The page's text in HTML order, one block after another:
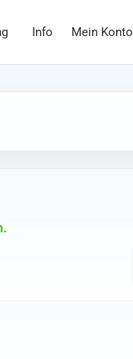
Info Mein Konto